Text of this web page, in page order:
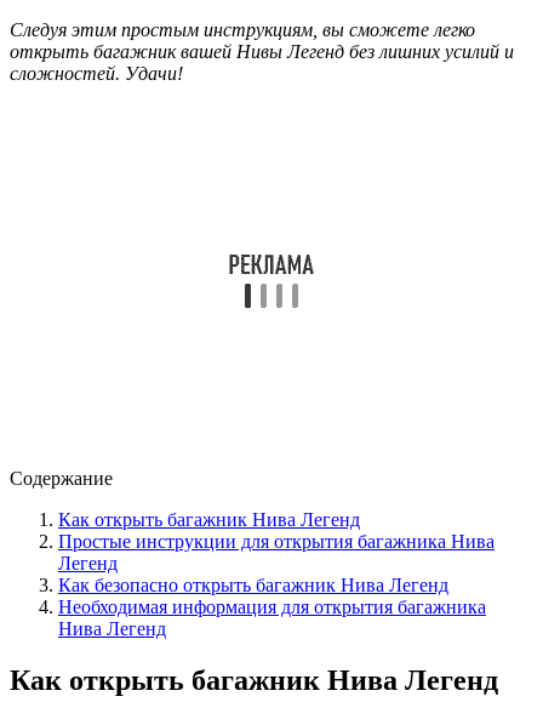
Следуя этим простым инструкциям, вы сможете легко
открыть багажник вашей Нивы Легенд без лишних усилий и
сложностей. Удачи!
Содержание
Как открыть багажник Нива Легенд
Простые инструкции для открытия багажника Нива
Легенд
Как безопасно открыть багажник Нива Легенд
Необходимая информация для открытия багажника
Нива Легенд
Как открыть багажник Нива Легенд